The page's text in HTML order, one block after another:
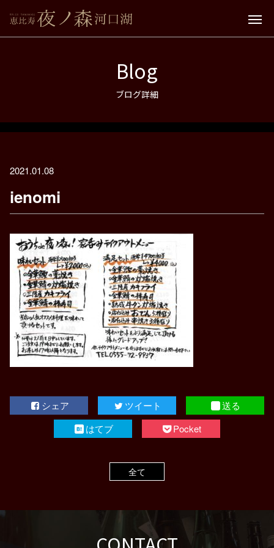
Blog
ブログ詳細
2021.01.08
ienomi
シェア ツイート
送る
はてブ
Pocket
全て